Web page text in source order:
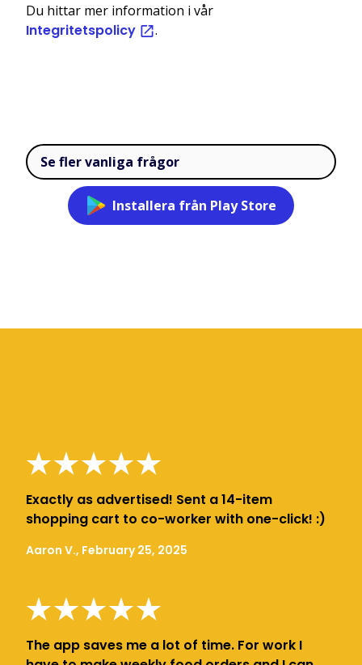
Du hittar mer information i vår
Integritetspolicy .
Se fler vanliga frågor
Installera från Play Store
Exactly as advertised! Sent a 14-item
shopping cart to co-worker with one-click! :)
Aaron V., February 25, 2025
The app saves me a lot of time. For work I